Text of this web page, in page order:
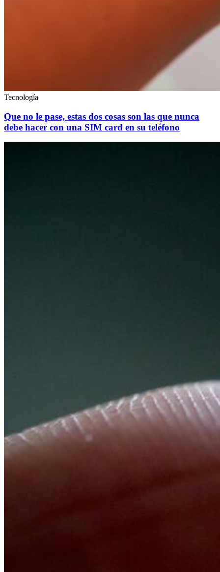
Tecnología
Que no le pase, estas dos cosas son las que nunca
debe hacer con una SIM card en su teléfono